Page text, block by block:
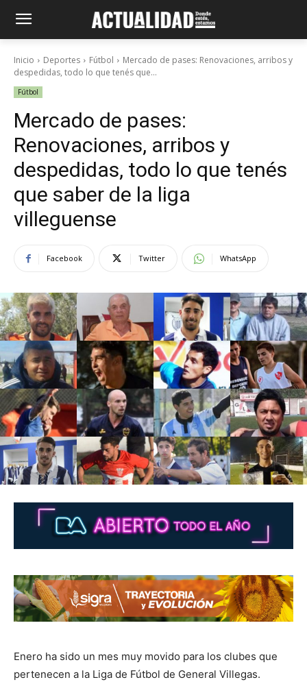
Inicio Deportes Fútbol
Mercado de pases: Renovaciones, arribos y
despedidas, todo lo que tenés que...
Fútbol
Mercado de pases:
Renovaciones, arribos y
despedidas, todo lo que tenés
que saber de la liga
villeguense
Facebook Twitter WhatsApp
Enero ha sido un mes muy movido para los clubes que
pertenecen a la Liga de Fútbol de General Villegas.